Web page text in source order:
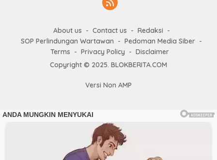
About us Contact us
Redaksi
SOP Perlindungan Wartawan
Pedoman Media Siber
Terms
Privacy Policy
Disclaimer
Copyright © 2025. BLOKBERITA.COM
Versi Non AMP